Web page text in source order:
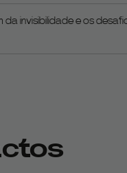
da invisibilidade e os